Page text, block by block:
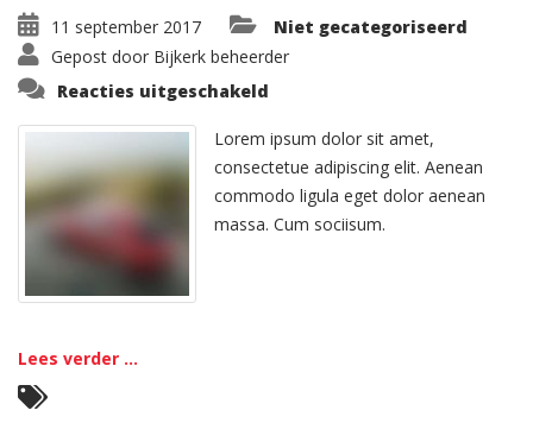
11 september 2017
Niet gecategoriseerd
Gepost door Bijkerk beheerder
Reacties uitgeschakeld
Perspiciatis
Lorem ipsum dolor sit amet,
consectetue adipiscing elit. Aenean
commodo ligula eget dolor aenean
massa. Cum sociisum.
Lees verder ...